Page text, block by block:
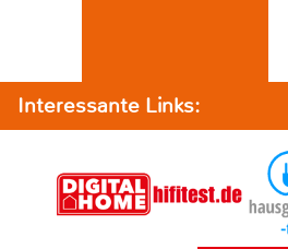
Interessante Links: